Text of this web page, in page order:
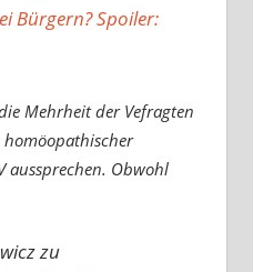
Bürgern? Spoiler:
Mehrheit der Vefragten
homöopathischer
aussprechen. Obwohl
zu